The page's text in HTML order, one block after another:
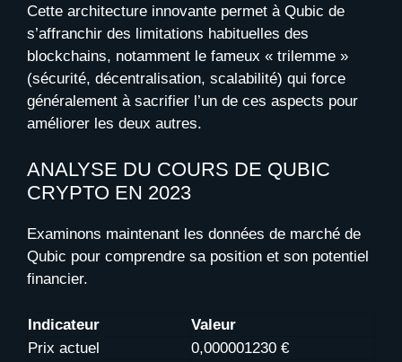
Cette architecture innovante permet à Qubic de
s’affranchir des limitations habituelles des
blockchains, notamment le fameux « trilemme »
(sécurité, décentralisation, scalabilité) qui force
généralement à sacrifier l’un de ces aspects pour
améliorer les deux autres.
ANALYSE DU COURS DE QUBIC
CRYPTO EN 2023
Examinons maintenant les données de marché de
Qubic pour comprendre sa position et son potentiel
financier.
Indicateur
Valeur
Prix actuel
0,000001230 €